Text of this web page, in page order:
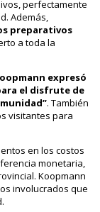
perfectamente
Además,
preparativos
a toda la
expresó
el disfrute de
. También
visitantes para
en los costos
monetaria,
Koopmann
involucrados que